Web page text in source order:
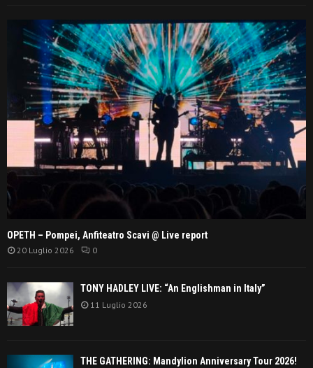
OPETH – Pompei, Anfiteatro Scavi @ Live report
20 Luglio 2026 0
TONY HADLEY LIVE: “An Englishman in Italy”
11 Luglio 2026
THE GATHERING: Mandylion Anniversary Tour 2026!